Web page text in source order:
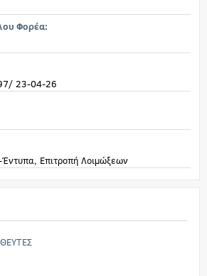
Φορέα:
23-04-26
Έντυπα, Επιτροπή Λοιμώξεων